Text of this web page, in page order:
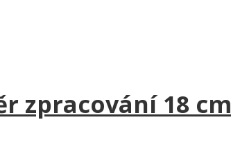
zpracování 18 cm